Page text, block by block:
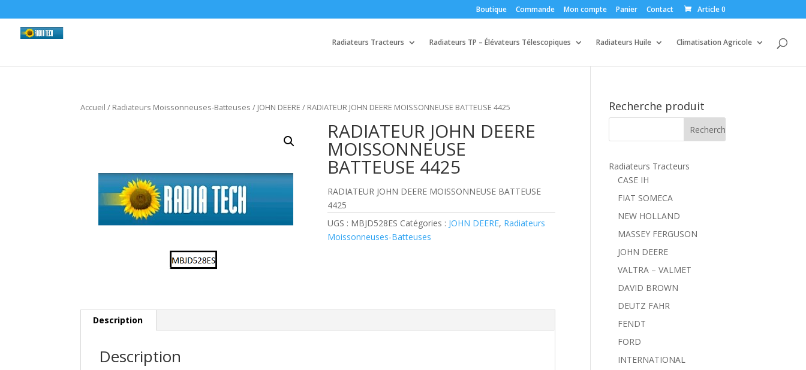
Boutique Commande Mon compte Panier Contact Article 0
Radiateurs Tracteurs Radiateurs TP – Élévateurs Télescopiques Radiateurs Huile Climatisation Agricole
Accueil / Radiateurs Moissonneuses-Batteuses / JOHN DEERE / RADIATEUR JOHN DEERE MOISSONNEUSE BATTEUSE 4425
RADIATEUR JOHN DEERE
MOISSONNEUSE
BATTEUSE 4425
RADIATEUR JOHN DEERE MOISSONNEUSE BATTEUSE
4425
UGS : MBJD528ES Catégories : JOHN DEERE, Radiateurs
Moissonneuses-Batteuses
Description
Description
Recherche produit
Radiateurs Tracteurs
CASE IH
FIAT SOMECA
NEW HOLLAND
MASSEY FERGUSON
JOHN DEERE
VALTRA – VALMET
DAVID BROWN
DEUTZ FAHR
FENDT
FORD
INTERNATIONAL